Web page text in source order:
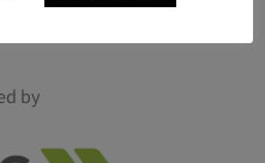
by